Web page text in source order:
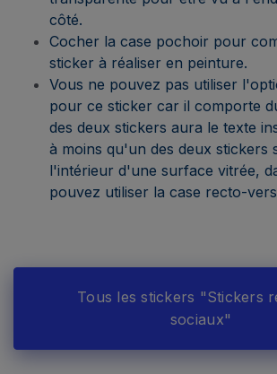
côté.
Cocher la case pochoir pour
sticker à réaliser en peinture.
Vous ne pouvez pas utiliser
pour ce sticker car il comporte
des deux stickers aura le texte
à moins qu'un des deux stickers
l'intérieur d'une surface vitrée,
pouvez utiliser la case recto-
Tous les stickers "Stickers
sociaux"